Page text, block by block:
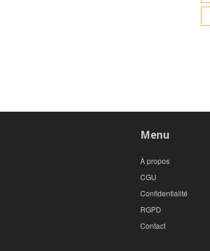
Menu
À propos
CGU
Confidentialité
RGPD
Contact